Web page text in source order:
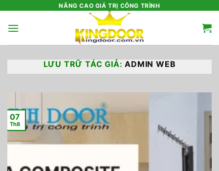
nội
NÂNG CAO GIÁ TRỊ CÔNG TRÌNH
LƯU TRỮ TÁC GIẢ:ADMIN WEB
07
Th8